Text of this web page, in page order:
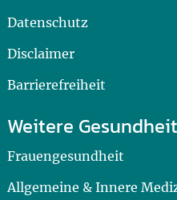
Datenschutz
Disclaimer
Barrierefreiheit
Weitere
Frauengesundheit
Allgemeine & Innere